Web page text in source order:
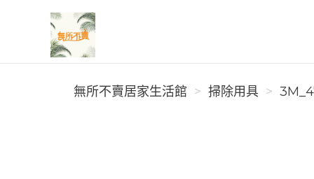
無所不賣居家生活館
無所不賣居家生活館
掃除用具